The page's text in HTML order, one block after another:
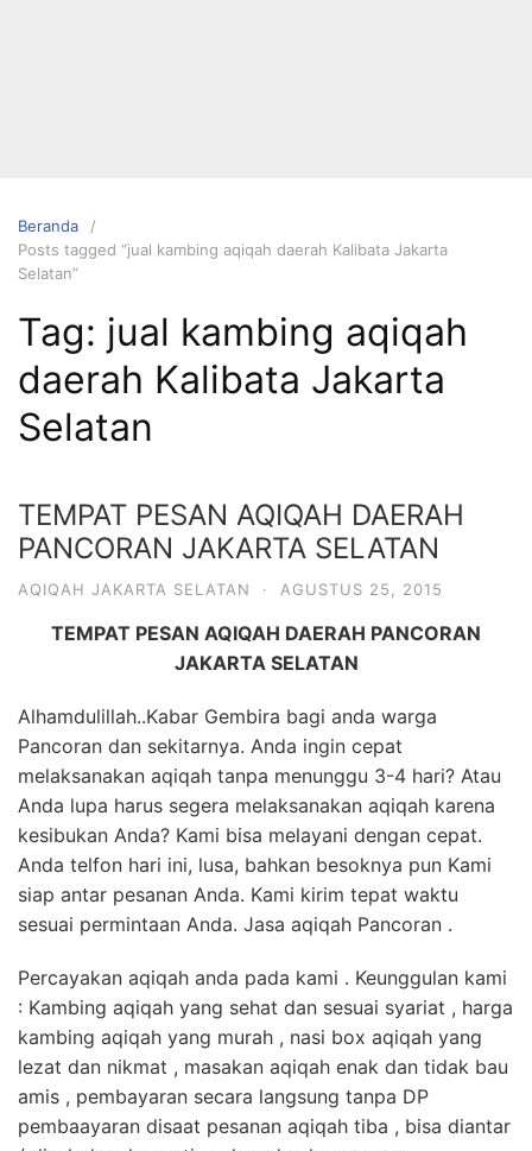
KAMI
0823 1246
6713
Beranda
Posts tagged “jual kambing aqiqah daerah Kalibata Jakarta
Selatan”
Tag: jual kambing aqiqah
daerah Kalibata Jakarta
Selatan
TEMPAT PESAN AQIQAH DAERAH
PANCORAN JAKARTA SELATAN
AQIQAH JAKARTA SELATAN · AGUSTUS 25, 2015
TEMPAT PESAN AQIQAH DAERAH PANCORAN
JAKARTA SELATAN
Alhamdulillah..Kabar Gembira bagi anda warga
Pancoran dan sekitarnya. Anda ingin cepat
melaksanakan aqiqah tanpa menunggu 3-4 hari? Atau
Anda lupa harus segera melaksanakan aqiqah karena
kesibukan Anda? Kami bisa melayani dengan cepat.
Anda telfon hari ini, lusa, bahkan besoknya pun Kami
siap antar pesanan Anda. Kami kirim tepat waktu
sesuai permintaan Anda. Jasa aqiqah Pancoran .
Percayakan aqiqah anda pada kami . Keunggulan kami
: Kambing aqiqah yang sehat dan sesuai syariat , harga
kambing aqiqah yang murah , nasi box aqiqah yang
lezat dan nikmat , masakan aqiqah enak dan tidak bau
amis , pembayaran secara langsung tanpa DP
pembaayaran disaat pesanan aqiqah tiba , bisa diantar